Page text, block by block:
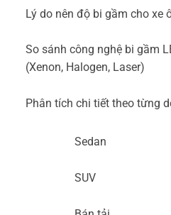
Lý do nên độ bi gầm cho xe
So sánh công nghệ bi gầm
(Xenon, Halogen, Laser)
Phân tích chi tiết theo từng
Sedan
SUV